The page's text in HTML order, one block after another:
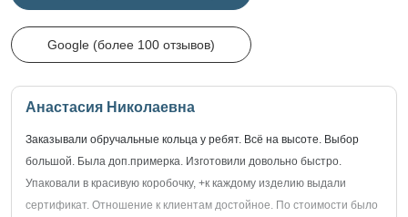
Google (более 100 отзывов)
Анастасия Николаевна
Заказывали обручальные кольца у ребят. Всё на высоте. Выбор
большой. Была доп.примерка. Изготовили довольно быстро.
Упаковали в красивую коробочку, +к каждому изделию выдали
сертификат. Отношение к клиентам достойное. По стоимости было